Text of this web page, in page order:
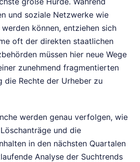
und soziale Netzwerke wie
können, entziehen sich
oft der direkten staatlichen
müssen hier neue Wege
zunehmend fragmentierten
die Rechte der Urheber zu
werden genau verfolgen, wie
und die
in den nächsten Quartalen
Analyse der Suchtrends